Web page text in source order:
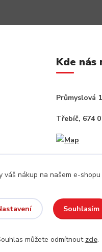
Kde nás
Průmyslová
Třebíč, 674
váš nákup na našem e-
Souhlasím
můžete odmítnout zde.